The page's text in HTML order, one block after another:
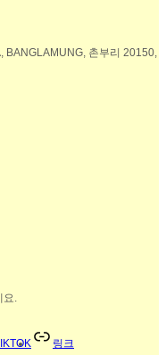
BANGLAMUNG, 촌부리 20150,
요.
링크